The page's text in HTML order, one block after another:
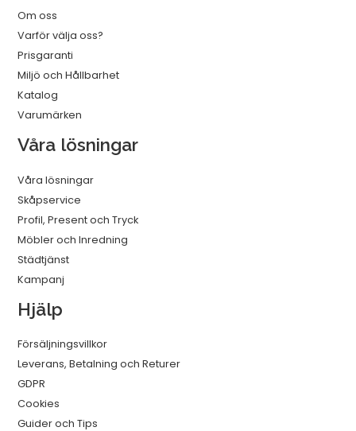
Om oss
Varför välja oss?
Prisgaranti
Miljö och Hållbarhet
Katalog
Varumärken
Våra lösningar
Våra lösningar
Skåpservice
Profil, Present och Tryck
Möbler och Inredning
Städtjänst
Kampanj
Hjälp
Försäljningsvillkor
Leverans, Betalning och Returer
GDPR
Cookies
Guider och Tips